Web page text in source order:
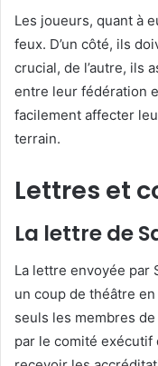
Les joueurs, quant à
feux. D’un côté, ils
crucial, de l’autre, ils
entre leur fédération
facilement affecter
terrain.
Lettres et
La lettre de
La lettre envoyée par
un coup de théâtre
seuls les membres
par le comité exécutif